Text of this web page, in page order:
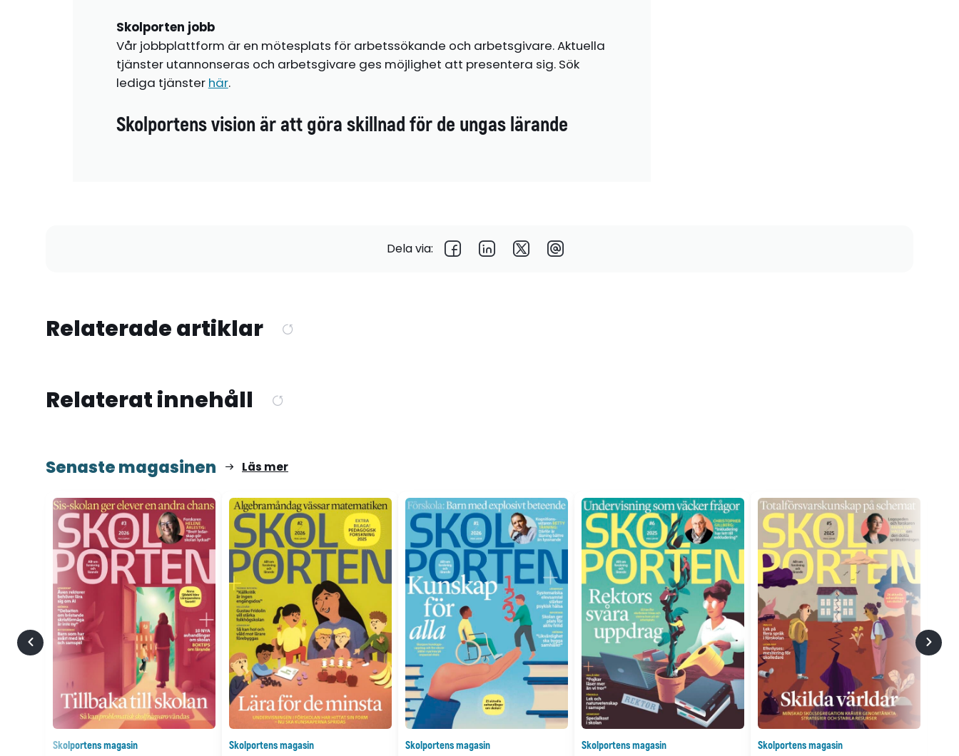
Skolporten jobb
Vår jobbplattform är en mötesplats för arbetssökande och arbetsgivare. Aktuella
tjänster utannonseras och arbetsgivare ges möjlighet att presentera sig. Sök
lediga tjänster här.
Skolportens vision är att göra skillnad för de ungas lärande
Dela via:
Relaterade artiklar
Relaterat innehåll
Senaste magasinen Läs mer
Skolportens magasin
Skolportens magasin
Skolportens magasin
Skolportens magasin
Skolportens magasin